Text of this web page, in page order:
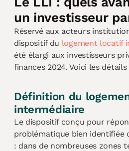
un investisseur
Réservé aux acteurs
dispositif du logement locatif
été élargi aux investisseurs
finances 2024. Voici les
Définition du
intermédiaire
Le dispositif conçu pour
problématique bien identifiée
: dans de nombreuses zones